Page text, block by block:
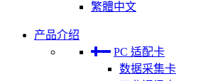
繁體中文
产品介绍
PC 适配卡
数据采集卡